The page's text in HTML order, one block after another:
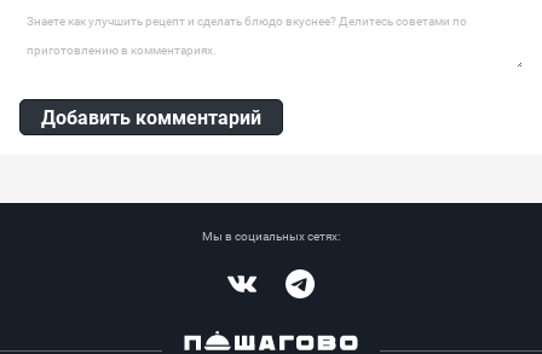
Оставить комментарий
Добавить комментарий
Мы в социальных сетях: